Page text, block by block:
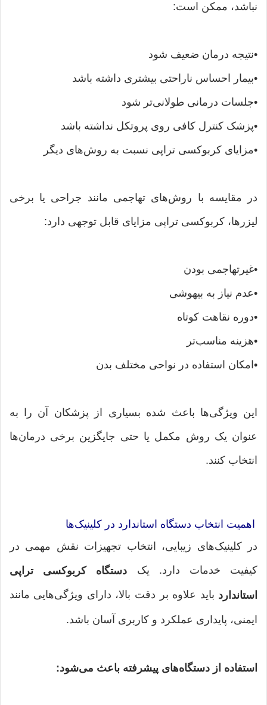
نباشد، ممکن است:
•نتیجه درمان ضعیف شود
•بیمار احساس ناراحتی بیشتری داشته باشد
•جلسات درمانی طولانی‌تر شود
•پزشک کنترل کافی روی پروتکل نداشته باشد
•مزایای کربوکسی تراپی نسبت به روش‌های دیگر
در مقایسه با روش‌های تهاجمی مانند جراحی یا برخی
لیزرها، کربوکسی تراپی مزایای قابل توجهی دارد:
•غیرتهاجمی بودن
•عدم نیاز به بیهوشی
•دوره نقاهت کوتاه
•هزینه مناسب‌تر
•امکان استفاده در نواحی مختلف بدن
این ویژگی‌ها باعث شده بسیاری از پزشکان آن را به
عنوان یک روش مکمل یا حتی جایگزین برخی درمان‌ها
انتخاب کنند.
اهمیت انتخاب دستگاه استاندارد در کلینیک‌ها
در کلینیک‌های زیبایی، انتخاب تجهیزات نقش مهمی در
کیفیت خدمات دارد. یک دستگاه کربوکسی تراپی
استاندارد باید علاوه بر دقت بالا، دارای ویژگی‌هایی مانند
ایمنی، پایداری عملکرد و کاربری آسان باشد.
استفاده از دستگاه‌های پیشرفته باعث می‌شود: